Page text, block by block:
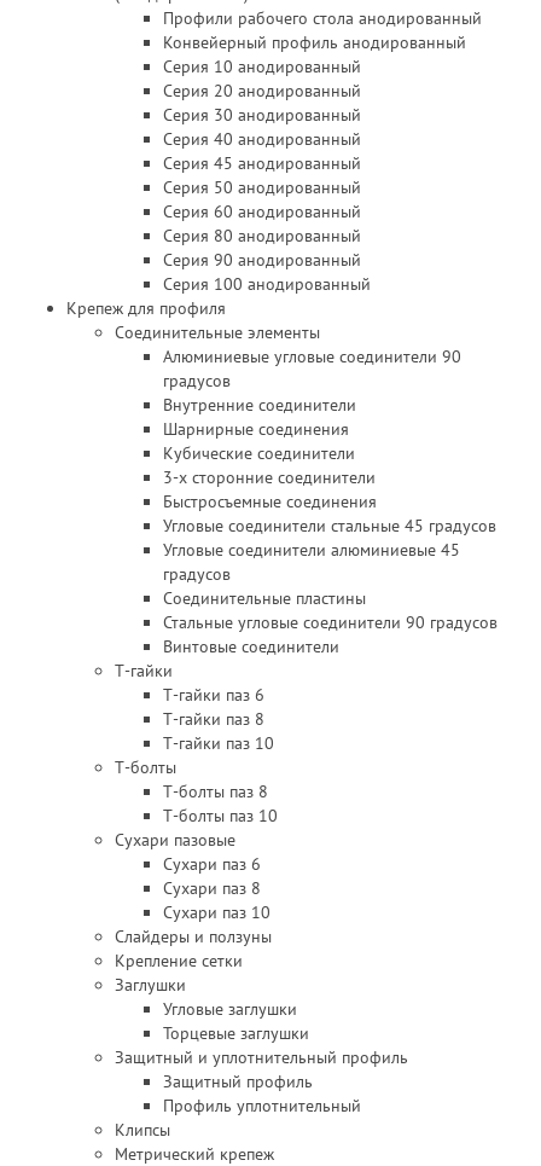
Профили рабочего стола анодированный
Конвейерный профиль анодированный
Серия 10 анодированный
Серия 20 анодированный
Серия 30 анодированный
Серия 40 анодированный
Серия 45 анодированный
Серия 50 анодированный
Серия 60 анодированный
Серия 80 анодированный
Серия 90 анодированный
Серия 100 анодированный
Крепеж для профиля
Соединительные элементы
Алюминиевые угловые соединители 90
градусов
Внутренние соединители
Шарнирные соединения
Кубические соединители
3-х сторонние соединители
Быстросъемные соединения
Угловые соединители стальные 45 градусов
Угловые соединители алюминиевые 45
градусов
Соединительные пластины
Стальные угловые соединители 90 градусов
Винтовые соединители
Т-гайки
Т-гайки паз 6
Т-гайки паз 8
Т-гайки паз 10
Т-болты
Т-болты паз 8
Т-болты паз 10
Сухари пазовые
Сухари паз 6
Сухари паз 8
Сухари паз 10
Слайдеры и ползуны
Крепление сетки
Заглушки
Угловые заглушки
Торцевые заглушки
Защитный и уплотнительный профиль
Защитный профиль
Профиль уплотнительный
Клипсы
Метрический крепеж